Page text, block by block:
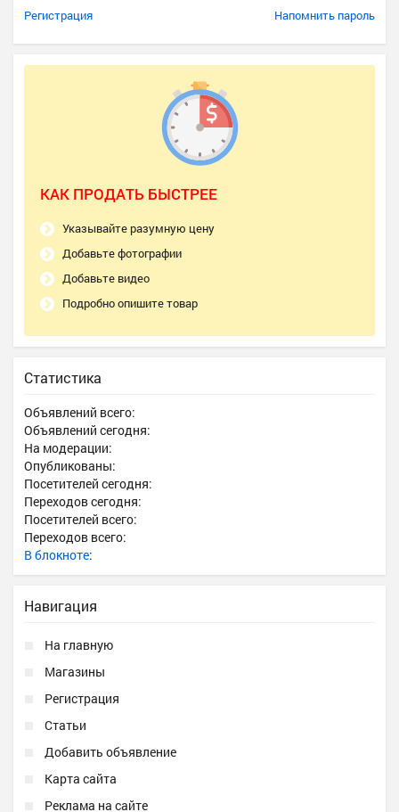
Регистрация Напомнить пароль
КАК ПРОДАТЬ БЫСТРЕЕ
Указывайте разумную цену
Добавьте фотографии
Добавьте видео
Подробно опишите товар
Статистика
Объявлений всего:
Объявлений сегодня:
На модерации:
Опубликованы:
Посетителей сегодня:
Переходов сегодня:
Посетителей всего:
Переходов всего:
В блокноте:
Навигация
На главную
Магазины
Регистрация
Статьи
Добавить объявление
Карта сайта
Реклама на сайте